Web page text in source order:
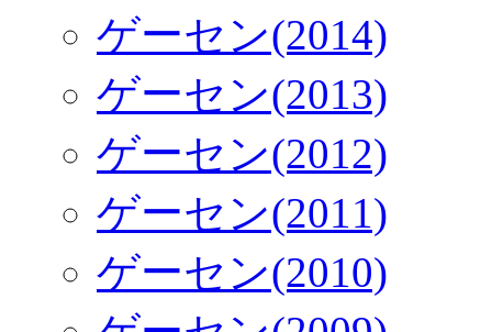
ゲーセン(2014)
ゲーセン(2013)
ゲーセン(2012)
ゲーセン(2011)
ゲーセン(2010)